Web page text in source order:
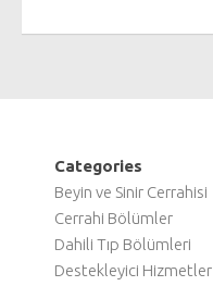
Categories
Beyin ve Sinir Cerrahisi
Cerrahi Bölümler
Dahili Tıp Bölümleri
Destekleyici Hizmetler